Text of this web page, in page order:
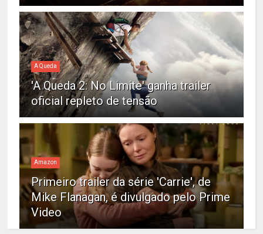
A Queda
'A Queda 2: No Limite' ganha trailer
oficial repleto de tensão
Amazon
Primeiro trailer da série 'Carrie', de
Mike Flanagan, é divulgado pelo Prime
Video